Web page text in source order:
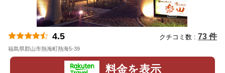
4.5 クチコミ数 : 73 件
福島県郡山市熱海町熱海5-39
料金を表示